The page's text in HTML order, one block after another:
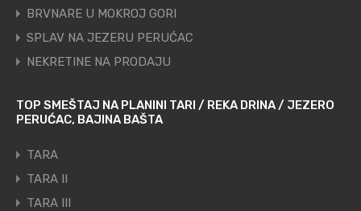
BRVNARE U MOKROJ GORI
SPLAV NA JEZERU PERUĆAC
NEKRETINE NA PRODAJU
TOP SMEŠTAJ NA PLANINI TARI / REKA DRINA / JEZERO
PERUĆAC, BAJINA BAŠTA
TARA
TARA II
TARA III